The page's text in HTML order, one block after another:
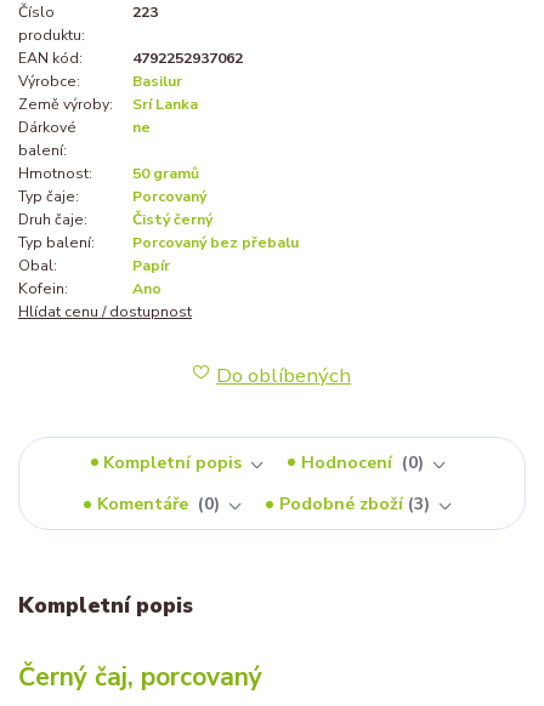
Číslo
produktu:
223
EAN kód:
4792252937062
Výrobce:
Basilur
Země výroby:
Srí Lanka
Dárkové
balení:
ne
Hmotnost:
50 gramů
Typ čaje:
Porcovaný
Druh čaje:
Čistý černý
Typ balení:
Porcovaný bez přebalu
Obal:
Papír
Kofein:
Ano
Hlídat cenu / dostupnost
Do oblíbených
Kompletní popis Hodnocení
0
Komentáře
0 Podobné zboží 3
Kompletní popis
Černý čaj, porcovaný